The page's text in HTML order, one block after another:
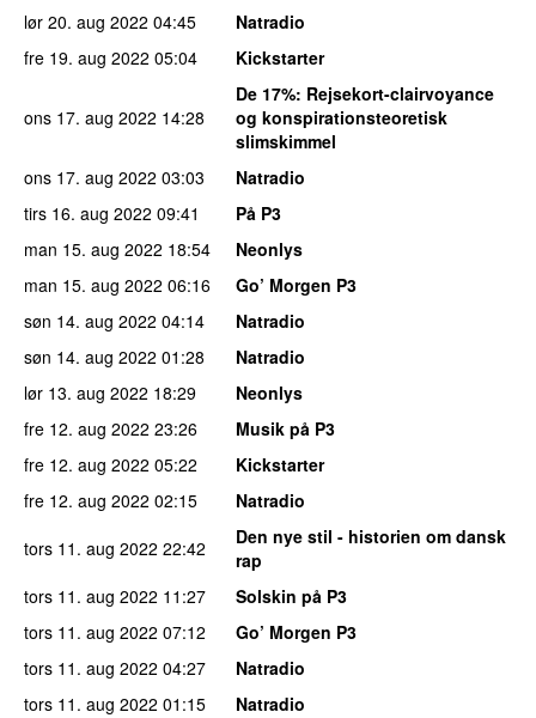
lør 20. aug 2022 04:45
Natradio
fre 19. aug 2022 05:04 Kickstarter
ons 17. aug 2022 14:28
De 17%: Rejsekort-clairvoyance
og konspirationsteoretisk
slimskimmel
ons 17. aug 2022 03:03
Natradio
tirs 16. aug 2022 09:41
På P3
man 15. aug 2022 18:54
Neonlys
man 15. aug 2022 06:16
Go’ Morgen P3
søn 14. aug 2022 04:14
Natradio
søn 14. aug 2022 01:28
Natradio
lør 13. aug 2022 18:29
Neonlys
fre 12. aug 2022 23:26
Musik på P3
fre 12. aug 2022 05:22
Kickstarter
fre 12. aug 2022 02:15
Natradio
tors 11. aug 2022 22:42
Den nye stil - historien om dansk
rap
tors 11. aug 2022 11:27
Solskin på P3
tors 11. aug 2022 07:12
Go’ Morgen P3
tors 11. aug 2022 04:27
Natradio
tors 11. aug 2022 01:15
Natradio